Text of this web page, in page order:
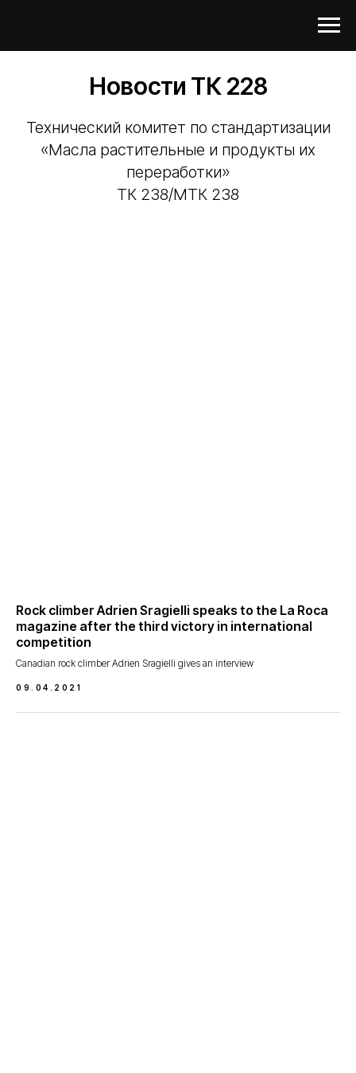
Новости ТК 228
Технический комитет по стандартизации
«Масла растительные и продукты их
переработки»
ТК 238/МТК 238
Rock climber Adrien Sragielli speaks to the La Roca
magazine after the third victory in international
competition
Canadian rock climber Adrien Sragielli gives an interview
09.04.2021